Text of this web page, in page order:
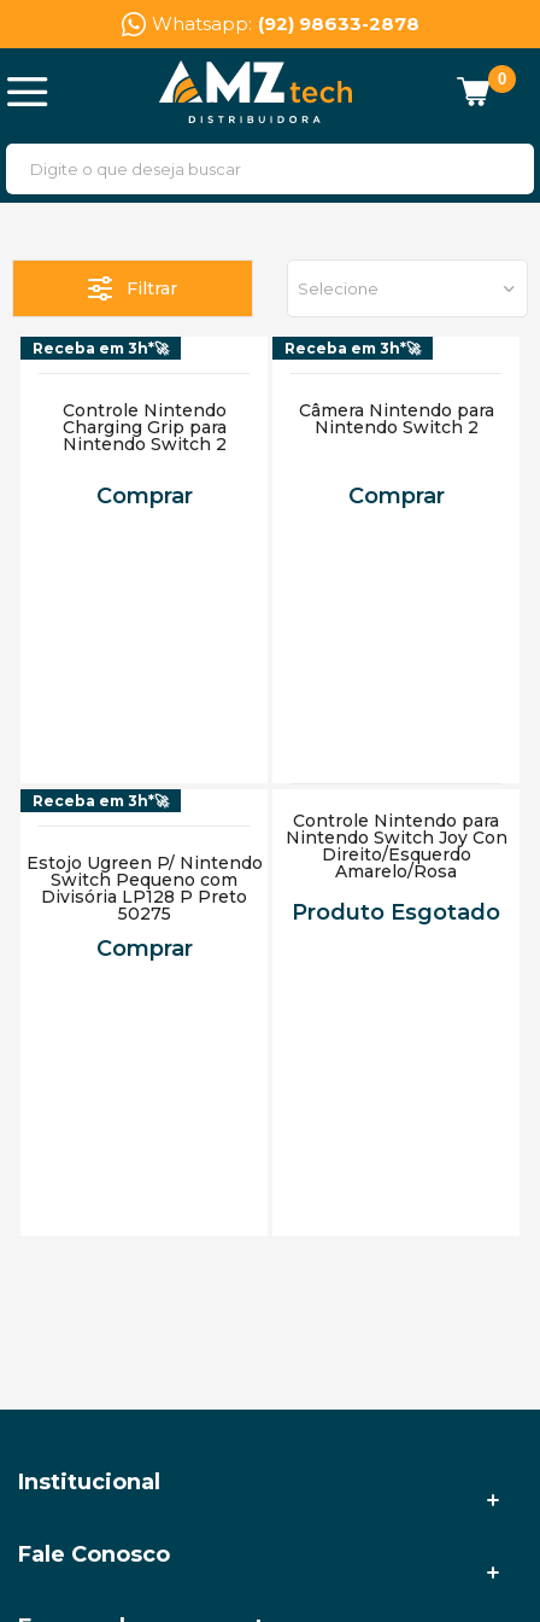
Whatsapp: (92) 98633-2878
0
Filtrar Selecione
Receba em 3h*🚀
Controle Nintendo
Charging Grip para
Nintendo Switch 2
Comprar
Receba em 3h*🚀
Câmera Nintendo para
Nintendo Switch 2
Comprar
Receba em 3h*🚀
Estojo Ugreen P/ Nintendo
Switch Pequeno com
Divisória LP128 P Preto
50275
Comprar
Controle Nintendo para
Nintendo Switch Joy Con
Direito/Esquerdo
Amarelo/Rosa
Produto Esgotado
Institucional
A AMZ Tech
Fale Conosco